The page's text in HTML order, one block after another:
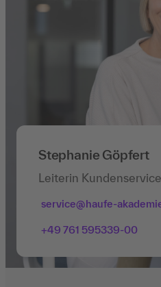
Stephanie Göpfert
Leiterin Kundenservice
service@haufe-
+49 761 595339-00